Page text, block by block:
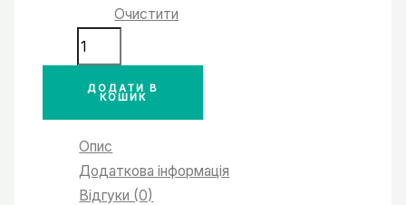
Очистити
версія
аромату
Rosso
ESCADA
кількість
ДОДАТИ В
КОШИК
Опис
Додаткова інформація
Відгуки (0)